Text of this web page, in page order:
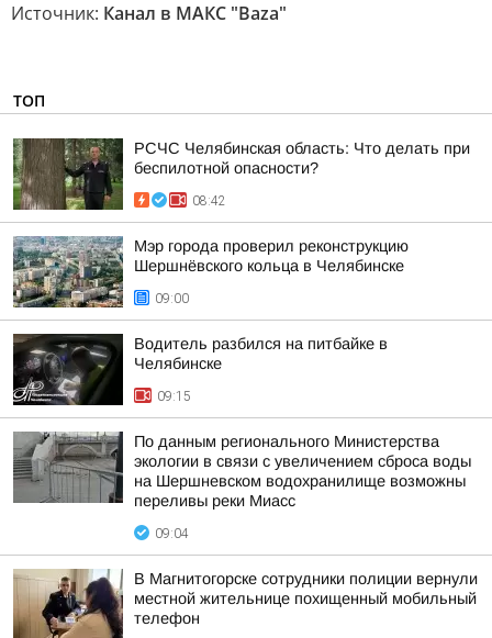
Источник: Канал в МАКС "Baza"
ТОП
РСЧС Челябинская область: Что делать при
беспилотной опасности?
08:42
Мэр города проверил реконструкцию
Шершнёвского кольца в Челябинске
09:00
Водитель разбился на питбайке в
Челябинске
09:15
По данным регионального Министерства
экологии в связи с увеличением сброса воды
на Шершневском водохранилище возможны
переливы реки Миасс
09:04
В Магнитогорске сотрудники полиции вернули
местной жительнице похищенный мобильный
телефон